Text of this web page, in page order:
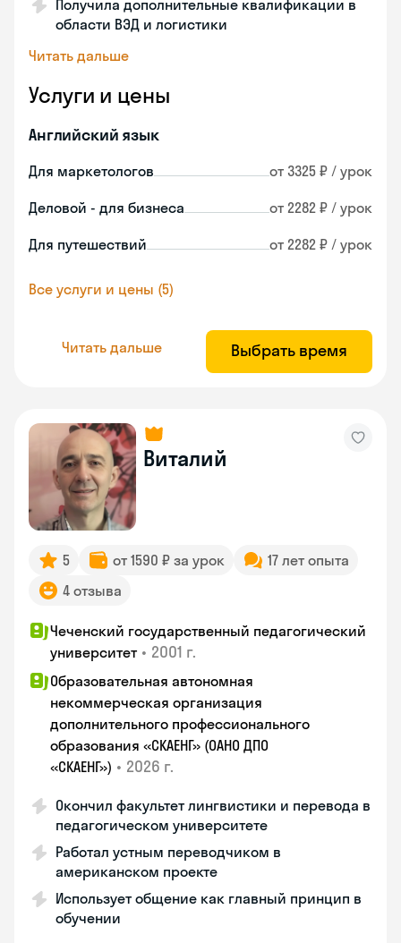
Получила дополнительные квалификации в
области ВЭД и логистики
Читать дальше
Услуги и цены
Английский язык
Для маркетологов от 3325 ₽ / урок
Деловой - для бизнеса от 2282 ₽ / урок
Для путешествий от 2282 ₽ / урок
Все услуги и цены (5)
Читать дальше Выбрать время
Виталий
5 от 1590 ₽ за урок
17 лет опыта
4 отзыва
Чеченский государственный педагогический
университет • 2001 г.
Образовательная автономная
некоммерческая организация
дополнительного профессионального
образования «СКАЕНГ» (ОАНО ДПО
«СКАЕНГ») • 2026 г.
Окончил факультет лингвистики и перевода в
педагогическом университете
Работал устным переводчиком в
американском проекте
Использует общение как главный принцип в
обучении